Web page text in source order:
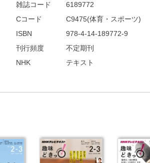
雑誌コード
6189772
Cコード
C9475(体育・スポーツ)
ISBN
978-4-14-189772-9
刊行頻度
不定期刊
NHK
テキスト